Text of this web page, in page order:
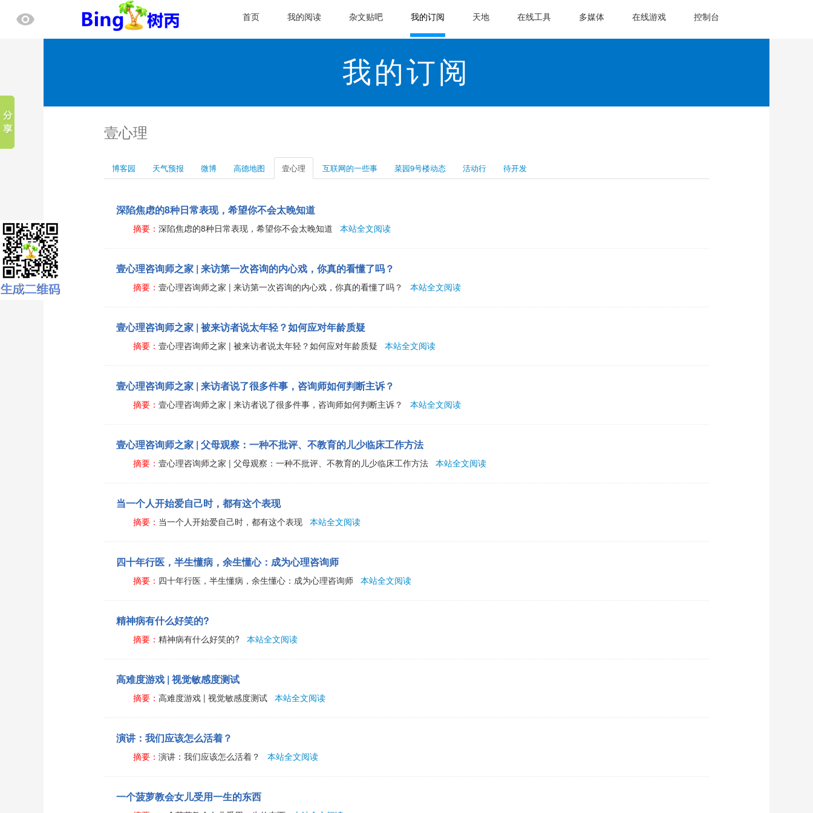
首页 我的阅读 杂文贴吧 我的订阅 天地 在线工具 多媒体 在线游戏 控制台
我的订阅
壹心理
博客园 天气预报 微博 高德地图 壹心理 互联网的一些事 菜园9号楼动态 活动行 待开发
深陷焦虑的8种日常表现，希望你不会太晚知道
摘要： 深陷焦虑的8种日常表现，希望你不会太晚知道 本站全文阅读
壹心理咨询师之家 | 来访第一次咨询的内心戏，你真的看懂了吗？
摘要： 壹心理咨询师之家 | 来访第一次咨询的内心戏，你真的看懂了吗？ 本站全文阅读
壹心理咨询师之家 | 被来访者说太年轻？如何应对年龄质疑
摘要： 壹心理咨询师之家 | 被来访者说太年轻？如何应对年龄质疑 本站全文阅读
壹心理咨询师之家 | 来访者说了很多件事，咨询师如何判断主诉？
摘要： 壹心理咨询师之家 | 来访者说了很多件事，咨询师如何判断主诉？ 本站全文阅读
壹心理咨询师之家 | 父母观察：一种不批评、不教育的儿少临床工作方法
摘要： 壹心理咨询师之家 | 父母观察：一种不批评、不教育的儿少临床工作方法 本站全文阅读
当一个人开始爱自己时，都有这个表现
摘要： 当一个人开始爱自己时，都有这个表现 本站全文阅读
四十年行医，半生懂病，余生懂心：成为心理咨询师
摘要： 四十年行医，半生懂病，余生懂心：成为心理咨询师 本站全文阅读
精神病有什么好笑的?
摘要： 精神病有什么好笑的? 本站全文阅读
高难度游戏 | 视觉敏感度测试
摘要： 高难度游戏 | 视觉敏感度测试 本站全文阅读
演讲：我们应该怎么活着？
摘要： 演讲：我们应该怎么活着？ 本站全文阅读
一个菠萝教会女儿受用一生的东西